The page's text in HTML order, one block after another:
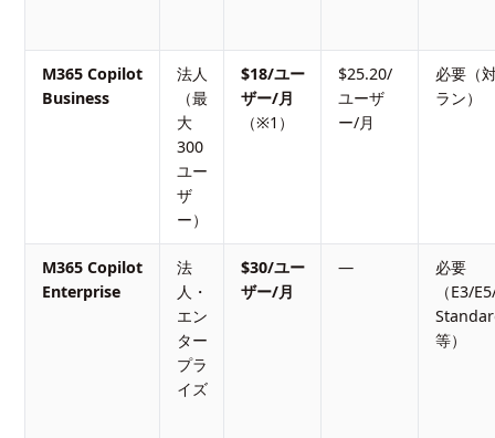
M365 Copilot
Business
法人
（最
大
300
ユー
ザ
ー）
$18/ユー
ザー/月
（※1）
$25.20/
ユーザ
ー/月
必要（
ラン）
M365 Copilot
Enterprise
法
人・
エン
ター
プラ
イズ
$30/ユー
ザー/月
—
必要
（E3/
等）